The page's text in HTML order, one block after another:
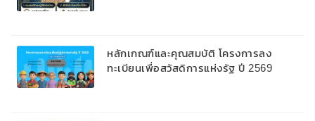
หลักเกณฑ์และคุณสมบัติ โครงการลง
ทะเบียนเพื่อสวัสดิการแห่งรัฐ ปี 2569